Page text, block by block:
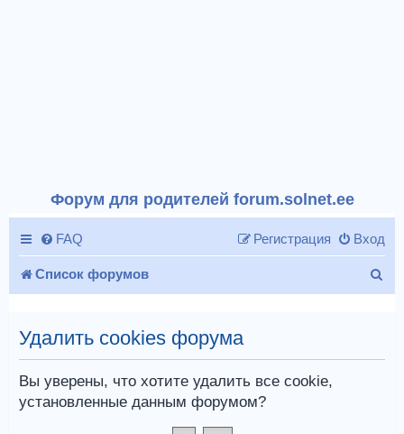
Форум для родителей forum.solnet.ee
FAQ Вход
Регистрация
Список форумов
с
Удалить cookies форума
Вы уверены, что хотите удалить все cookie,
установленные данным форумом?